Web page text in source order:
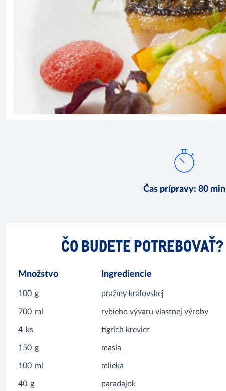
Čas prípravy:80 min
ČO BUDETE POTREBOVAŤ?
Množstvo Ingrediencie
100 g pražmy kráľovskej
700 ml rybieho vývaru vlastnej výroby
4 ks tigrích kreviet
150 g masla
100 ml mlieka
40 g paradajok